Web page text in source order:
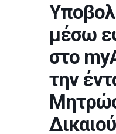
μέσω
στο
την